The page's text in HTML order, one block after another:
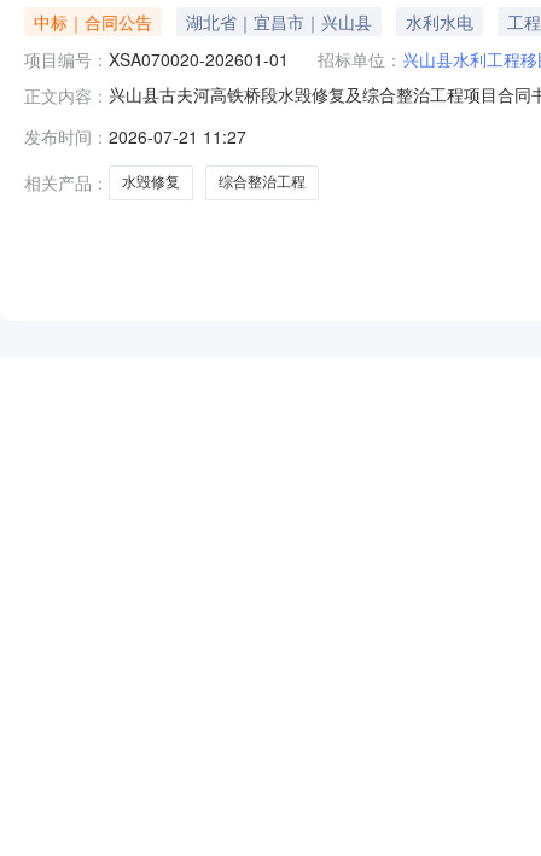
中标｜合同公告 湖北省｜宜昌市｜兴山县 水利水电
工程
项目编号： XSA070020-202601-01 招标单位： 兴山县水利工程
正文内容： 兴山县古夫河高铁桥段水毁修复及综合整治工程项目合
程有限公司合同签订日期2026年06月05日附件是否采用"
发布时间： 2026-07-21 11:27
相关产品：
水毁修复 综合整治工程